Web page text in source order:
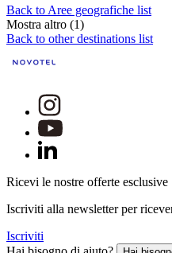
Back to Aree geografiche list
Mostra altro (1)
Back to other destinations list
Ricevi le nostre offerte esclusive
Iscriviti alla newsletter per
Iscriviti